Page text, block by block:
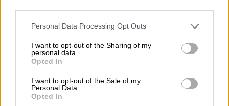
Personal Data Processing Opt Outs
I want to opt-out of the Sharing of my
personal data.
Opted In
I want to opt-out of the Sale of my
Personal Data.
Opted In
Προσθήκη στο καλάθι
Buy now
Add to compare Add to wishlist
Κατηγορίες: SALES, Ένδυση, Προσφορές